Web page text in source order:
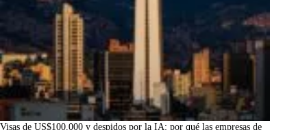
Visas de US$100.000 y despidos por la IA: por qué las empresas de